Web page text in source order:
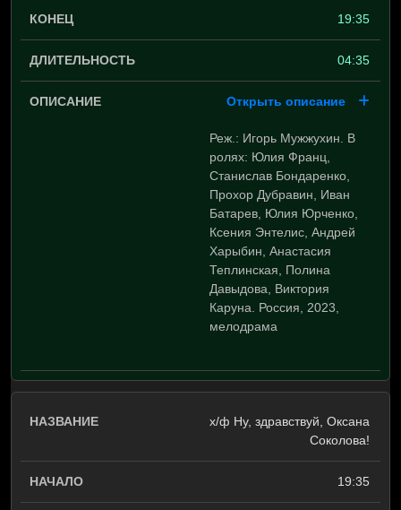
19:35
04:35
Открыть описание
Реж.: Игорь Мужжухин. В
ролях: Юлия Франц,
Станислав Бондаренко,
Прохор Дубравин, Иван
Батарев, Юлия Юрченко,
Ксения Энтелис, Андрей
Харыбин, Анастасия
Теплинская, Полина
Давыдова, Виктория
Каруна. Россия, 2023,
мелодрама
х/ф Ну, здравствуй, Оксана
Соколова!
19:35